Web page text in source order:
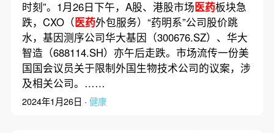
时刻”。1月26日下午，A股、港股市场医药板块急
跌，CXO（医药外包服务）“药明系”公司股价跳
水，基因测序公司华大基因（300676.SZ）、华大
智造（688114.SH）亦午后走跌。市场流传一份美
国国会议员关于限制外国生物技术公司的议案，涉
及相关公司。……
2024年1月26日 · 健康